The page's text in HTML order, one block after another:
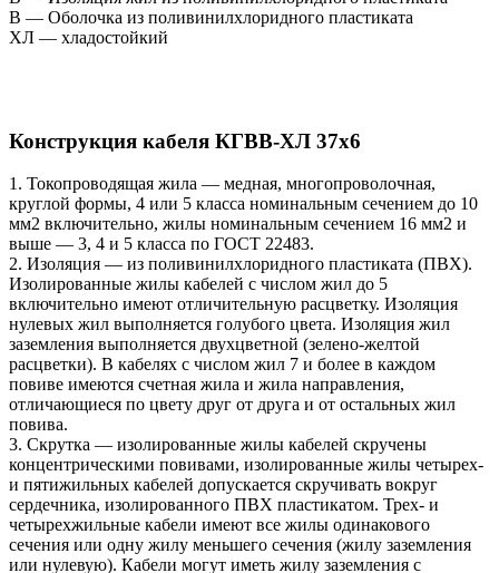
В — Оболочка из поливинилхлоридного пластиката
ХЛ — хладостойкий
Конструкция кабеля КГВВ-ХЛ 37х6
1. Токопроводящая жила — медная, многопроволочная,
круглой формы, 4 или 5 класса номинальным сечением до 10
мм2 включительно, жилы номинальным сечением 16 мм2 и
выше — 3, 4 и 5 класса по ГОСТ 22483.
2. Изоляция — из поливинилхлоридного пластиката (ПВХ).
Изолированные жилы кабелей с числом жил до 5
включительно имеют отличительную расцветку. Изоляция
нулевых жил выполняется голубого цвета. Изоляция жил
заземления выполняется двухцветной (зелено-желтой
расцветки). В кабелях с числом жил 7 и более в каждом
повиве имеются счетная жила и жила направления,
отличающиеся по цвету друг от друга и от остальных жил
повива.
3. Скрутка — изолированные жилы кабелей скручены
концентрическими повивами, изолированные жилы четырех-
и пятижильных кабелей допускается скручивать вокруг
сердечника, изолированного ПВХ пластикатом. Трех- и
четырехжильные кабели имеют все жилы одинакового
сечения или одну жилу меньшего сечения (жилу заземления
или нулевую). Кабели могут иметь жилу заземления с